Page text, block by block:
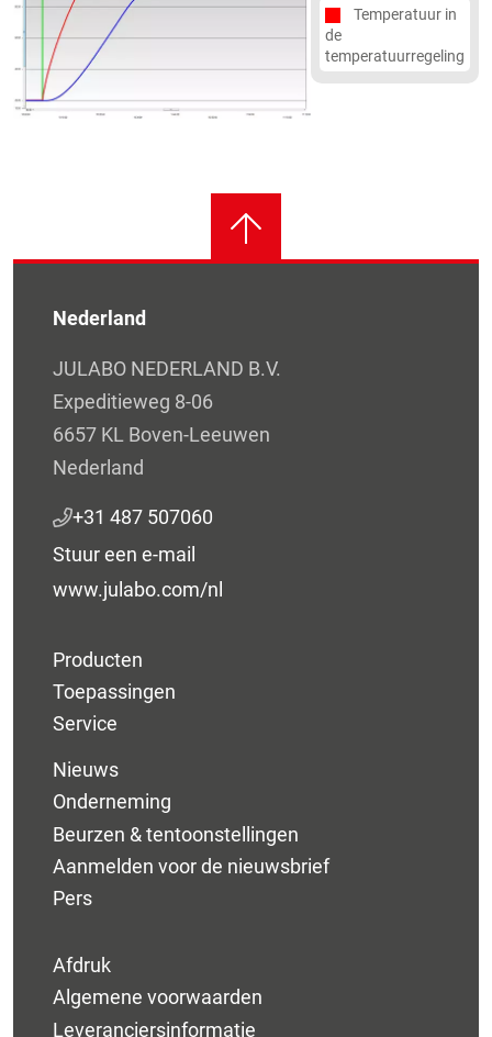
Temperatuur in
de
temperatuurregeling
Nederland
JULABO NEDERLAND B.V.
Expeditieweg 8-06
6657 KL Boven-Leeuwen
Nederland
+31 487 507060
Stuur een e-mail
www.julabo.com/nl
Producten
Toepassingen
Service
Nieuws
Onderneming
Beurzen & tentoonstellingen
Aanmelden voor de nieuwsbrief
Pers
Afdruk
Algemene voorwaarden
Leveranciersinformatie